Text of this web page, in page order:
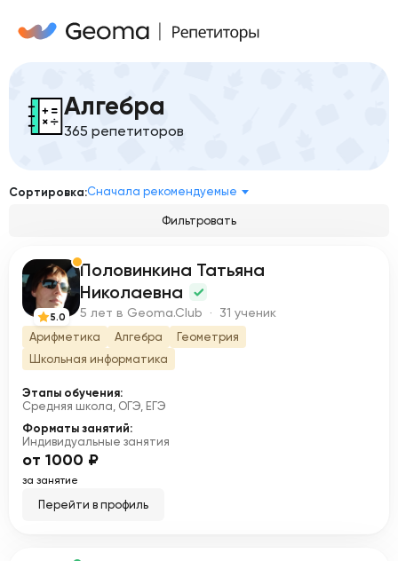
Алгебра
365 репетиторов
Сортировка:Сначала рекомендуемые
Фильтровать
П
5.0
Половинкина Татьяна
Николаевна
5 лет в Geoma.Club · 31 ученик
Арифметика Алгебра
Геометрия
Школьная информатика
Этапы обучения:
Средняя школа, ОГЭ, ЕГЭ
Форматы занятий:
Индивидуальные занятия
от 1000 ₽
за занятие
Перейти в профиль